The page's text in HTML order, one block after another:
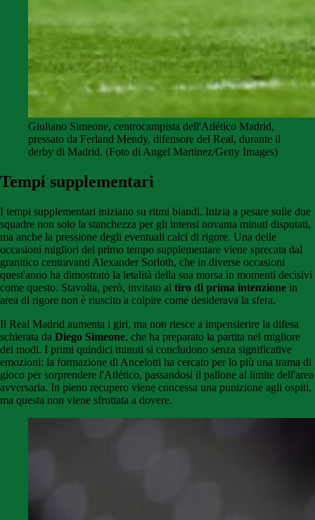
Giuliano Simeone, centrocampista dell'Atlético Madrid,
pressato da Ferland Mendy, difensore del Real, durante il
derby di Madrid. (Foto di Angel Martinez/Getty Images)
Tempi supplementari
I tempi supplementari iniziano su ritmi blandi. Inizia a pesare sulle due
squadre non solo la stanchezza per gli intensi novanta minuti disputati,
ma anche la pressione degli eventuali calci di rigore. Una delle
occasioni migliori del primo tempo supplementare viene sprecata dal
granitico centravanti Alexander Sorloth, che in diverse occasioni
quest'anno ha dimostrato la letalità della sua morsa in momenti decisivi
come questo. Stavolta, però, invitato al tiro di prima intenzione in
area di rigore non è riuscito a colpire come desiderava la sfera.
Il Real Madrid aumenta i giri, ma non riesce a impensierire la difesa
schierata da Diego Simeone, che ha preparato la partita nel migliore
dei modi. I primi quindici minuti si concludono senza significative
emozioni: la formazione di Ancelotti ha cercato per lo più una trama di
gioco per sorprendere l'Atlético, passandosi il pallone al limite dell'area
avversaria. In pieno recupero viene concessa una punizione agli ospiti,
ma questa non viene sfruttata a dovere.